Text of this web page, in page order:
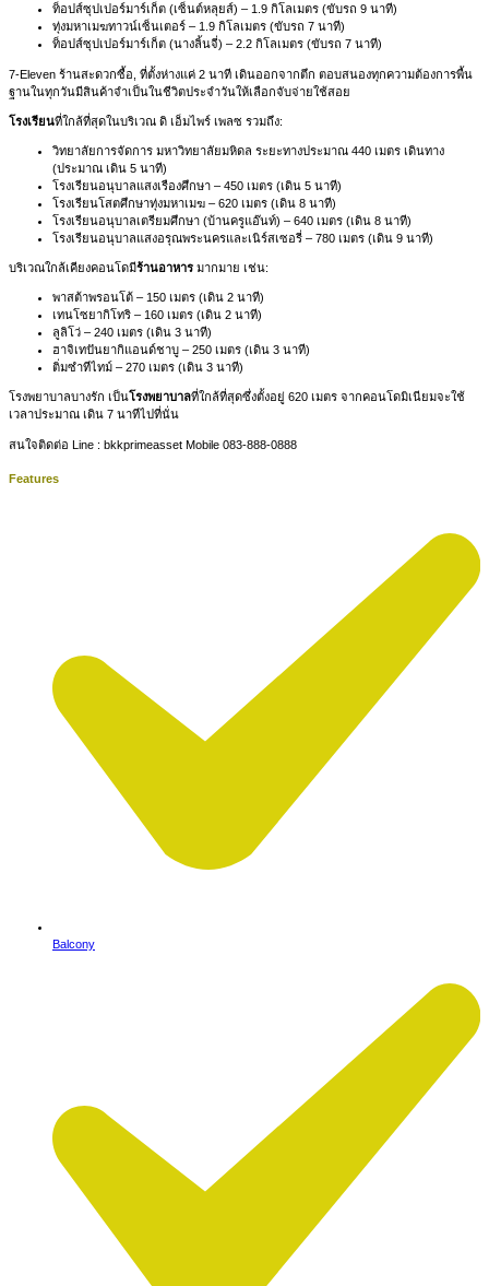
ท็อปส์ซุปเปอร์มาร์เก็ต (เซ็นต์หลุยส์) – 1.9 กิโลเมตร (ขับรถ 9 นาที)
ทุ่งมหาเมฆทาวน์เซ็นเตอร์ – 1.9 กิโลเมตร (ขับรถ 7 นาที)
ท็อปส์ซุปเปอร์มาร์เก็ต (นางลิ้นจี่) – 2.2 กิโลเมตร (ขับรถ 7 นาที)
7-Eleven ร้านสะดวกซื้อ, ที่ตั้งห่างแค่ 2 นาที เดินออกจากตึก ตอบสนองทุกความต้องการพื้น
ฐานในทุกวันมีสินค้าจำเป็นในชีวิตประจำวันให้เลือกจับจ่ายใช้สอย
โรงเรียนที่ใกล้ที่สุดในบริเวณ ดิ เอ็มไพร์ เพลซ รวมถึง:
วิทยาลัยการจัดการ มหาวิทยาลัยมหิดล ระยะทางประมาณ 440 เมตร เดินทาง
(ประมาณ เดิน 5 นาที)
โรงเรียนอนุบาลแสงเรืองศึกษา – 450 เมตร (เดิน 5 นาที)
โรงเรียนโสตศึกษาทุ่งมหาเมฆ – 620 เมตร (เดิน 8 นาที)
โรงเรียนอนุบาลเตรียมศึกษา (บ้านครูแอ๊นท์) – 640 เมตร (เดิน 8 นาที)
โรงเรียนอนุบาลแสงอรุณพระนครและเนิร์สเซอรี่ – 780 เมตร (เดิน 9 นาที)
บริเวณใกล้เคียงคอนโดมีร้านอาหาร มากมาย เช่น:
พาสต้าพรอนโต้ – 150 เมตร (เดิน 2 นาที)
เทนโซยากิโทริ – 160 เมตร (เดิน 2 นาที)
ลูลิโว่ – 240 เมตร (เดิน 3 นาที)
ฮาจิเทปันยากิแอนด์ชาบู – 250 เมตร (เดิน 3 นาที)
ติ่มซำทีไทม์ – 270 เมตร (เดิน 3 นาที)
โรงพยาบาลบางรัก เป็นโรงพยาบาลที่ใกล้ที่สุดซึ่งตั้งอยู่ 620 เมตร จากคอนโดมิเนียมจะใช้
เวลาประมาณ เดิน 7 นาทีไปที่นั่น
สนใจติดต่อ Line : bkkprimeasset Mobile 083-888-0888
Features
Balcony